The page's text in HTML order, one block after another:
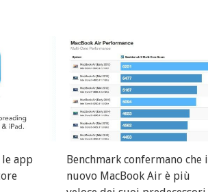
app
Benchmark confermano che il
nuovo MacBook Air è più